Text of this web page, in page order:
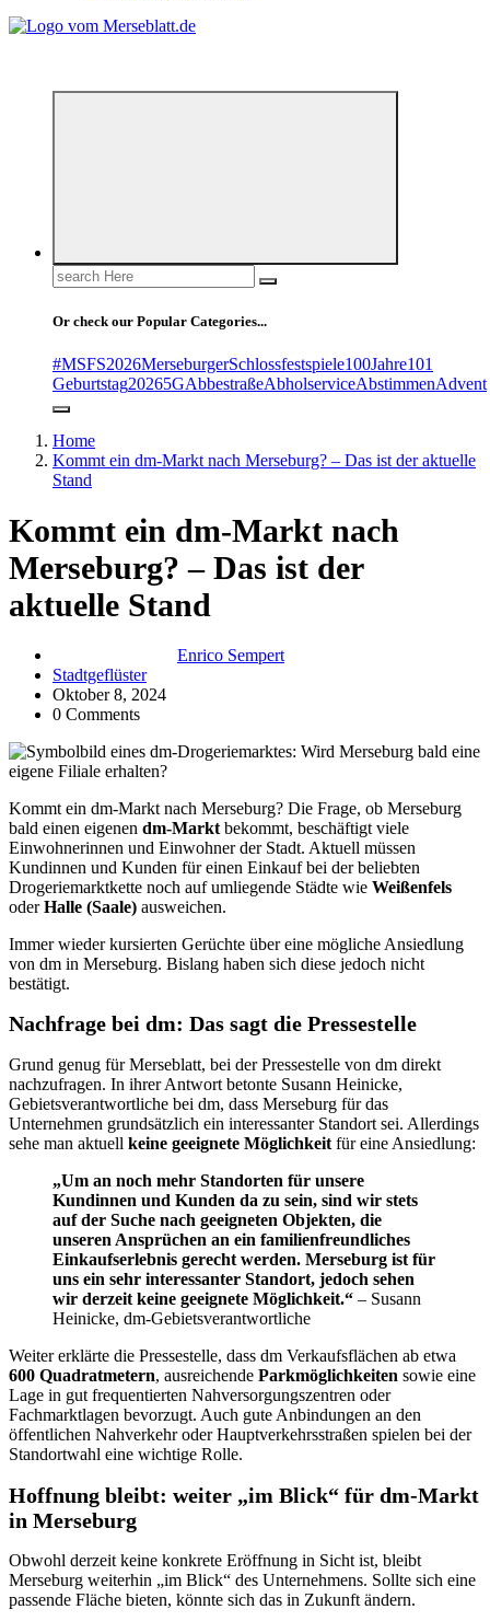
Search
for:
Or check our Popular Categories...
#MSFS2026MerseburgerSchlossfestspiele100Jahre101
Geburtstag20265GAbbestraßeAbholserviceAbstimmenAdvent
Home
Kommt ein dm-Markt nach Merseburg? – Das ist der aktuelle
Stand
Kommt ein dm-Markt nach
Merseburg? – Das ist der
aktuelle Stand
Enrico Sempert
Stadtgeflüster
Oktober 8, 2024
0 Comments
Kommt ein dm-Markt nach Merseburg? Die Frage, ob Merseburg
bald einen eigenen dm-Markt bekommt, beschäftigt viele
Einwohnerinnen und Einwohner der Stadt. Aktuell müssen
Kundinnen und Kunden für einen Einkauf bei der beliebten
Drogeriemarktkette noch auf umliegende Städte wie Weißenfels
oderHalle (Saale) ausweichen.
Immer wieder kursierten Gerüchte über eine mögliche Ansiedlung
von dm in Merseburg. Bislang haben sich diese jedoch nicht
bestätigt.
Nachfrage bei dm: Das sagt die Pressestelle
Grund genug für Merseblatt, bei der Pressestelle von dm direkt
nachzufragen. In ihrer Antwort betonte Susann Heinicke,
Gebietsverantwortliche bei dm, dass Merseburg für das
Unternehmen grundsätzlich ein interessanter Standort sei. Allerdings
sehe man aktuell keine geeignete Möglichkeit für eine Ansiedlung:
„Um an noch mehr Standorten für unsere
Kundinnen und Kunden da zu sein, sind wir stets
auf der Suche nach geeigneten Objekten, die
unseren Ansprüchen an ein familienfreundliches
Einkaufserlebnis gerecht werden. Merseburg ist für
uns ein sehr interessanter Standort, jedoch sehen
wir derzeit keine geeignete Möglichkeit.“ – Susann
Heinicke, dm-Gebietsverantwortliche
Weiter erklärte die Pressestelle, dass dm Verkaufsflächen ab etwa
600 Quadratmetern, ausreichende Parkmöglichkeiten sowie eine
Lage in gut frequentierten Nahversorgungszentren oder
Fachmarktlagen bevorzugt. Auch gute Anbindungen an den
öffentlichen Nahverkehr oder Hauptverkehrsstraßen spielen bei der
Standortwahl eine wichtige Rolle.
Hoffnung bleibt: weiter „im Blick“ für dm-Markt
in Merseburg
Obwohl derzeit keine konkrete Eröffnung in Sicht ist, bleibt
Merseburg weiterhin „im Blick“ des Unternehmens. Sollte sich eine
passende Fläche bieten, könnte sich das in Zukunft ändern.